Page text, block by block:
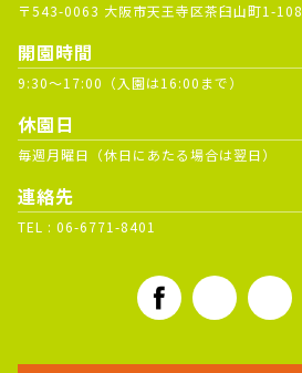
〒543-0063 大阪市天王寺区茶臼山町1-108
開園時間
9:30～17:00（入園は16:00まで）
休園日
毎週月曜日（休日にあたる場合は翌日）
連絡先
TEL : 06-6771-8401